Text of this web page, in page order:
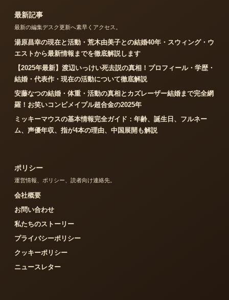
最新記事
最新の編集デスク更新へ素早くアクセス。
湯原昌幸の現在と活動・荒木由美子との結婚40年・スウィング・ウ
エストから最新情報までを徹底解説します
【2025年最新】渡辺いっけい死去説の真相！プロフィール・学歴・
結婚・代表作・現在の活動について徹底解説
安藤なつの結婚・体重・活動の真相とカズレーザー結婚まで完全網
羅！お笑いコンビメイプル超合金の2025年
ミッキーマウスの基本情報完全ガイド：年齢、誕生日、フルネー
ム、声優年収、指が4本の理由、中国展開も解説
ポリシー
運営情報、ポリシー、読者向け連絡先。
会社概要
お問い合わせ
私たちのストーリー
プライバシーポリシー
クッキーポリシー
ニュースレター